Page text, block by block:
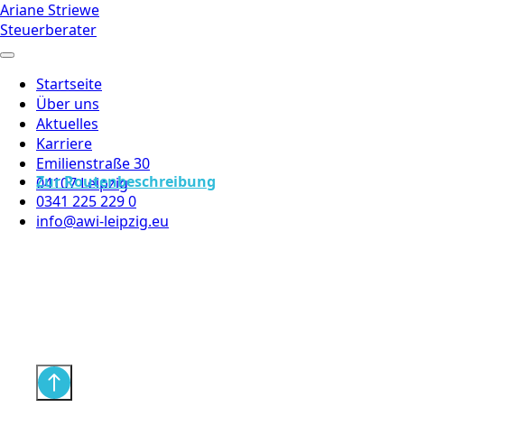
Ariane Striewe
Steuerberater
Startseite
Über uns
Aktuelles
Karriere
Emilienstraße 30
04107 Leipzig
Zur Routenbeschreibung
0341 225 229 0
info@awi-leipzig.eu